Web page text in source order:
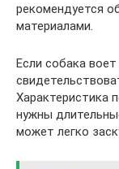
рекомендуется
материалами.
Если собака
Характеристика
нужны
может легко